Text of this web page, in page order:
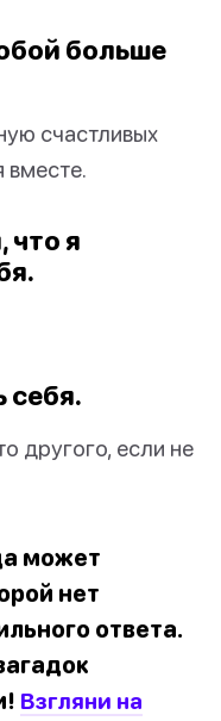
больше
счастливых
вместе.
что я
себя.
другого, если не
может
нет
ответа.
Взгляни на